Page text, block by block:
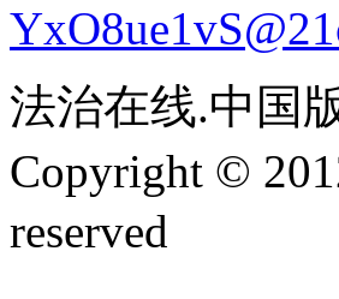
法治在线.中国
Copyright ©
reserved